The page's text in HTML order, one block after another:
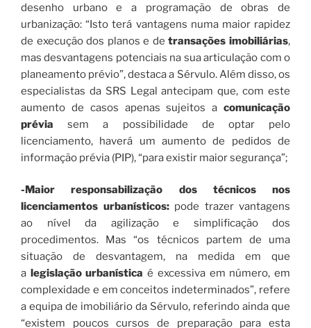
desenho urbano e a programação de obras de
urbanização: “Isto terá vantagens numa maior rapidez
de execução dos planos e de transações imobiliárias,
mas desvantagens potenciais na sua articulação com o
planeamento prévio”, destaca a Sérvulo. Além disso, os
especialistas da SRS Legal antecipam que, com este
aumento de casos apenas sujeitos a comunicação
prévia sem a possibilidade de optar pelo
licenciamento, haverá um aumento de pedidos de
informação prévia (PIP), “para existir maior segurança”;
-Maior responsabilização dos técnicos nos
licenciamentos urbanísticos: pode trazer vantagens
ao nível da agilização e simplificação dos
procedimentos. Mas “os técnicos partem de uma
situação de desvantagem, na medida em que
a legislação urbanística é excessiva em número, em
complexidade e em conceitos indeterminados”, refere
a equipa de imobiliário da Sérvulo, referindo ainda que
“existem poucos cursos de preparação para esta